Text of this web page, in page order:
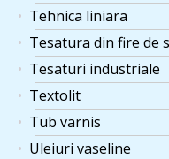
Tehnica liniara
Tesatura din fire de
Tesaturi industriale
Textolit
Tub varnis
Uleiuri vaseline